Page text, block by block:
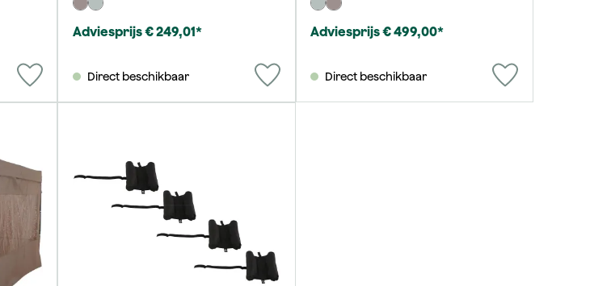
Adviesprijs € 249,01*
Direct beschikbaar
Adviesprijs € 499,00*
Direct beschikbaar